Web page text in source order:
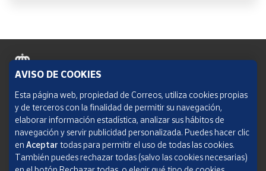
Política de cookies
Aviso legal
Condiciones del servicio
Política de Privacidad Web
AVISO DE COOKIES
Esta página web, propiedad de Correos, utiliza cookies propias
y de terceros con la finalidad de permitir su navegación,
elaborar información estadística, analizar sus hábitos de
navegación y servir publicidad personalizada. Puedes hacer clic
en Aceptar todas para permitir el uso de todas las cookies.
También puedes rechazar todas (salvo las cookies necesarias)